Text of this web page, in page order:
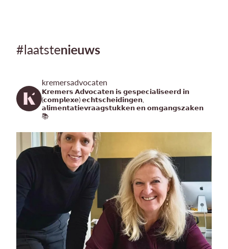
#laatstenieuws
kremersadvocaten
𝗞𝗿𝗲𝗺𝗲𝗿𝘀 𝗔𝗱𝘃𝗼𝗰𝗮𝘁𝗲𝗻 𝗶𝘀 𝗴𝗲𝘀𝗽𝗲𝗰𝗶𝗮𝗹𝗶𝘀𝗲𝗲𝗿𝗱 𝗶𝗻
(𝗰𝗼𝗺𝗽𝗹𝗲𝘅𝗲) 𝗲𝗰𝗵𝘁𝘀𝗰𝗵𝗲𝗶𝗱𝗶𝗻𝗴𝗲𝗻,
𝗮𝗹𝗶𝗺𝗲𝗻𝘁𝗮𝘁𝗶𝗲𝘃𝗿𝗮𝗮𝗴𝘀𝘁𝘂𝗸𝗸𝗲𝗻 𝗲𝗻 𝗼𝗺𝗴𝗮𝗻𝗴𝘀𝘇𝗮𝗸𝗲𝗻
📚